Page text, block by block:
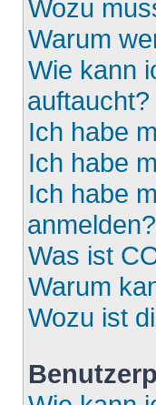
Wozu
Warum
Wie kann
auftaucht?
Ich habe
Ich habe
Ich habe
Was ist
Warum
Wozu ist